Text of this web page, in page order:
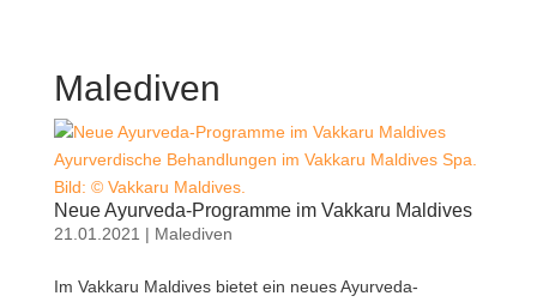
Malediven
Ayurverdische Behandlungen im Vakkaru Maldives Spa.
Bild: © Vakkaru Maldives.
Neue Ayurveda-Programme im Vakkaru Maldives
21.01.2021 | Malediven
Im Vakkaru Maldives bietet ein neues Ayurveda-